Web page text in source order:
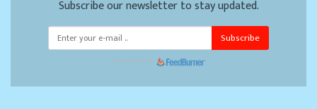
Subscribe our newsletter to stay updated.
Subscribe